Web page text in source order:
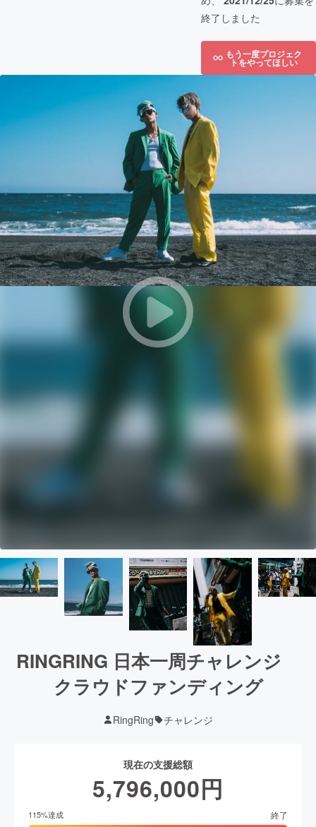
終了しました
もう一度プロジェク
トをやってほしい
RINGRING 日本一周チャレンジ
クラウドファンディング
RingRing チャレンジ
現在の支援総額
5,796,000円
115%達成 終了